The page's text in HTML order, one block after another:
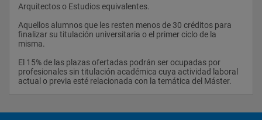
10 Módulos lectivos ( 180 horas)
Proyecto Final (120 horas)
Tutorías (20 horas)
Parte Virtual (300 horas)
4. Comunicación corporativa o institucional. (50 horas)
Relación con los medios de comunicación
Redacción práctica y profesional de la información
Métodos y canales de comunicación corporativa o
Plan de comunicación
Arquitectos o Estudios equivalentes.
Aquellos alumnos que les resten menos de 30 créditos para
finalizar su titulación universitaria o el primer ciclo de la
misma.
El 15% de las plazas ofertadas podrán ser ocupadas por
profesionales sin titulación académica cuya actividad laboral